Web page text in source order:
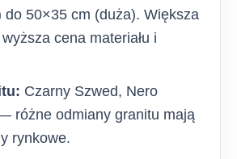
do 50×35 cm (duża). Większa
cena materiału i
Czarny Szwed, Nero
różne odmiany granitu mają
rynkowe.